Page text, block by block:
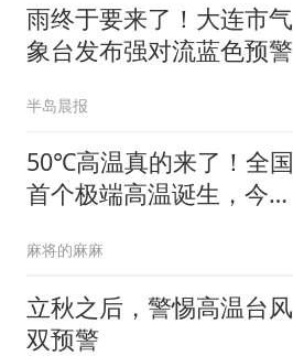
雨终于要来了！大连市气
象台发布强对流蓝色预警
半岛晨报
50℃高温真的来了！全国
首个极端高温诞生，今年
麻将的麻麻
立秋之后，警惕高温台风
双预警